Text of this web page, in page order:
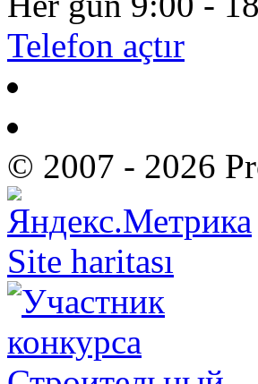
Telefon açtır
© 2007 - 2026
Site haritası